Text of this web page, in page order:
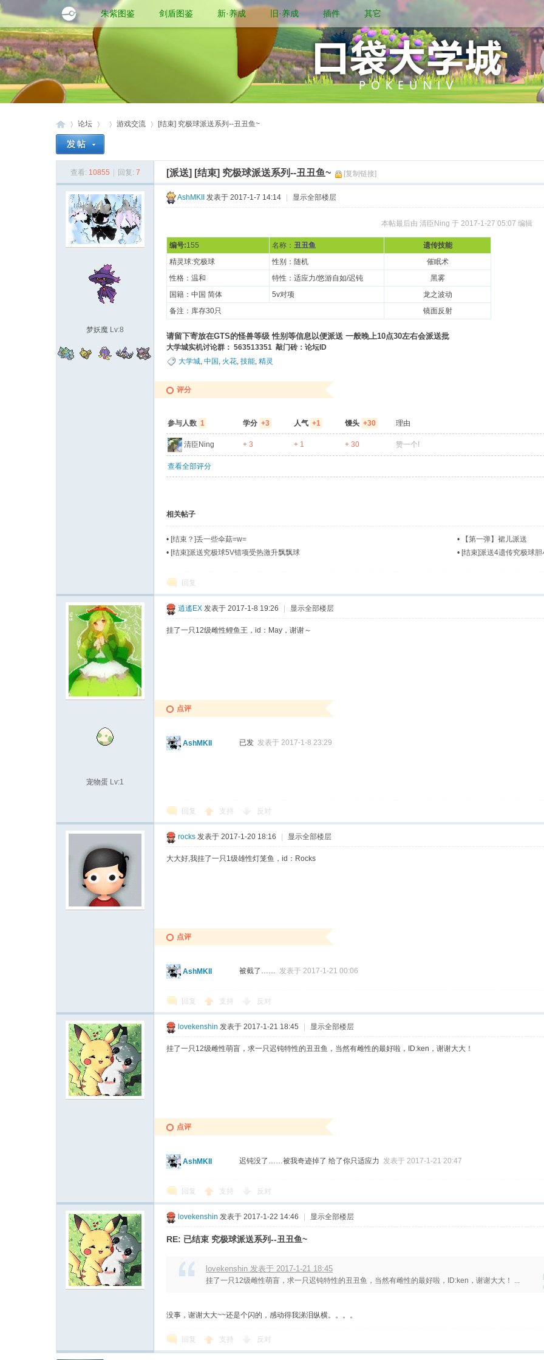
朱紫图鉴 剑盾图鉴 新·养成 旧·养成 插件 其它
论坛
› ›
游戏交流 [结束] 究极球派送系列--丑丑鱼~
查看: 10855 回复: 7 [派送] [结束] 究极球派送系列--丑丑鱼~ [复制链接]
梦妖魔 Lv:8
AshMKII 发表于 2017-1-7 14:14 | 显示全部楼层
本帖最后由 清臣Ning 于 2017-1-27 05:07 编辑
编号:155 名称： 丑丑鱼
遗传技能
精灵球:究极球
性别：随机
催眠术
性格：温和
特性：适应力/悠游自如/迟钝
黑雾
国籍：中国 简体
5v对项
龙之波动
备注：库存30只
镜面反射
请留下寄放在GTS的怪兽等级 性别等信息以便派送 一般晚上10点30左右会派送批
大学城实机讨论群： 563513351 敲门砖：论坛ID
大学城, 中国 , 火花, 技能, 精灵
评分
参与人数 1 学分 +3 人气 +1 馒头 +30 理由
清臣Ning + 3 + 1 + 30 赞一个!
查看全部评分
相关帖子
• [结束？]丢一些伞菇=w= •
【第一弹】裙儿派送
• [结束]派送究极球5V错项受热激升飘飘球 • [结束]派送4遗传究极球胆
回复
宠物蛋 Lv:1
逍遙EX 发表于 2017-1-8 19:26 | 显示全部楼层
挂了一只12级雌性鲤鱼王，id：May，谢谢～
点评
AshMKII 已发 发表于 2017-1-8 23:29
回复 支持 反对
rocks 发表于 2017-1-20 18:16 | 显示全部楼层
大大好,我挂了一只1级雄性灯笼鱼，id：Rocks
点评
AshMKII 被截了…… 发表于 2017-1-21 00:06
回复 支持 反对
lovekenshin 发表于 2017-1-21 18:45 | 显示全部楼层
挂了一只12级雌性萌盲，求一只迟钝特性的丑丑鱼，当然有雌性的最好啦，ID:ken，谢谢大大！
点评
AshMKII 迟钝没了……被我奇迹掉了 给了你只适应力 发表于 2017-1-21 20:47
回复 支持 反对
lovekenshin 发表于 2017-1-22 14:46 | 显示全部楼层
RE: 已结束 究极球派送系列--丑丑鱼~
lovekenshin 发表于 2017-1-21 18:45
挂了一只12级雌性萌盲，求一只迟钝特性的丑丑鱼，当然有雌性的最好啦，ID:ken，谢谢大大！ ...
没事，谢谢大大~~还是个闪的，感动得我涕泪纵横。。。。
回复 支持 反对